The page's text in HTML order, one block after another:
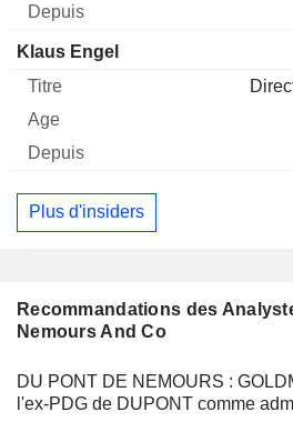
Recommandations des
Nemours And Co
DU PONT DE NEMOURS :
l'ex-PDG de DUPONT comme
Klaus Engel
Plus d'insiders